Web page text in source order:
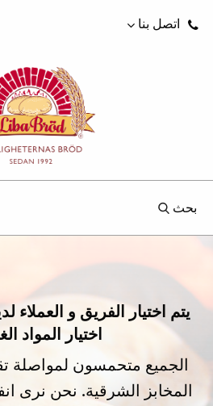
اتصل بنا
بحث
يتم اختيار الفريق و العملاء
اختيار المواد
الجميع متحمسون لمواصلة
المخابز الشرقية. نحن نرى